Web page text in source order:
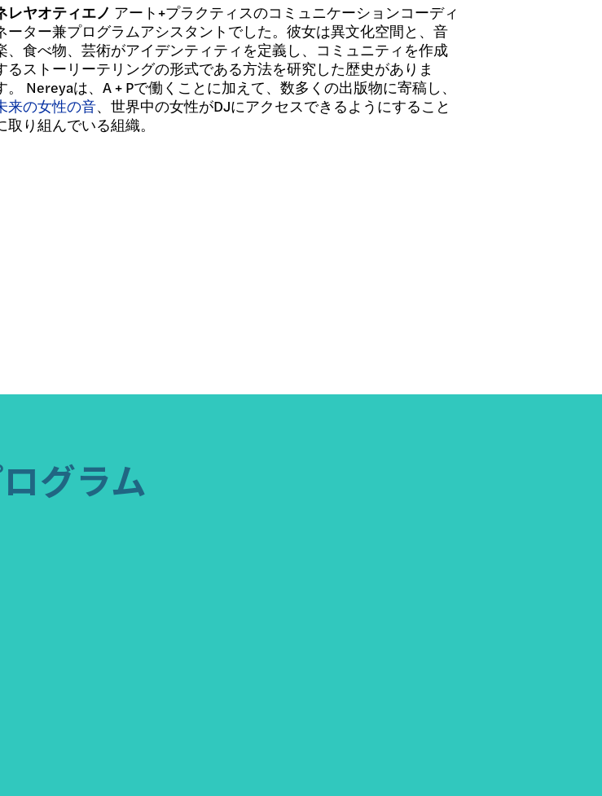
レヤオティエノ アート+プラクティスのコミュニケーションコーディ
ーター兼プログラムアシスタントでした。彼女は異文化空間と、音
、食べ物、芸術がアイデンティティを定義し、コミュニティを作成
るストーリーテリングの形式である方法を研究した歴史がありま
。 Nereyaは、A + Pで働くことに加えて、数多くの出版物に寄稿し、
来の女性の音、世界中の女性がDJにアクセスできるようにすること
取り組んでいる組織。
グラム